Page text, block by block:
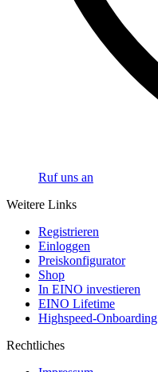
Ruf uns an
Weitere Links
Registrieren
Einloggen
Preiskonfigurator
Shop
In EINO investieren
EINO Lifetime
Highspeed-Onboarding
Rechtliches